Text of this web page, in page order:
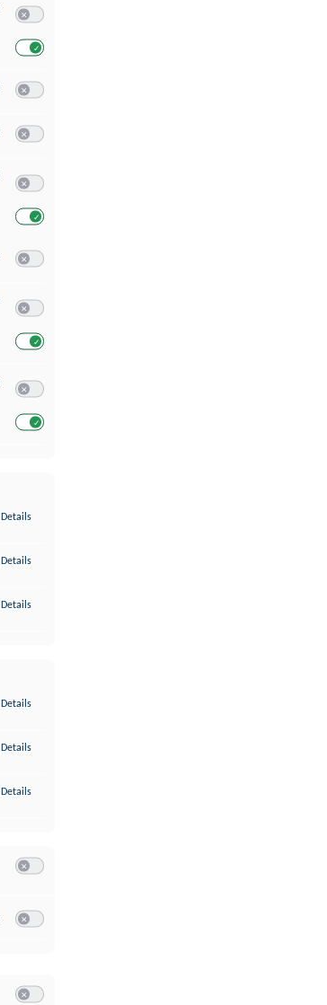
zu Verwendung reduzierter Daten zur Auswahl von Werbeanzeigen
zu Erstellung von Profilen für personalisierte Werbung
zu Verwendung von Profilen zur Auswahl personalisierter Werbung
zu Messung der Werbeleistung
zu Messung der Performance von Inhalten
zu Analyse von Zielgruppen durch Statistiken oder Kombinationen von
zu Entwicklung und Verbesserung der Angebote
Details
Details
Details
Details
Details
Details
zu Google Analytics